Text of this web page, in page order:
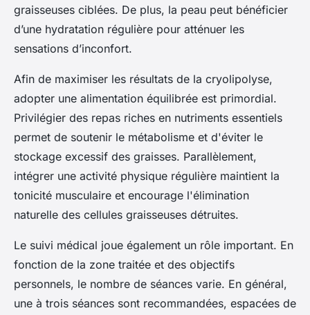
graisseuses ciblées. De plus, la peau peut bénéficier
d’une hydratation régulière pour atténuer les
sensations d’inconfort.
Afin de maximiser les résultats de la cryolipolyse,
adopter une alimentation équilibrée est primordial.
Privilégier des repas riches en nutriments essentiels
permet de soutenir le métabolisme et d'éviter le
stockage excessif des graisses. Parallèlement,
intégrer une activité physique régulière maintient la
tonicité musculaire et encourage l'élimination
naturelle des cellules graisseuses détruites.
Le suivi médical joue également un rôle important. En
fonction de la zone traitée et des objectifs
personnels, le nombre de séances varie. En général,
une à trois séances sont recommandées, espacées de